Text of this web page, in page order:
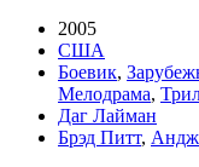
2005
США
Боевик,
Мелодрама,
Даг Лайман
Брэд Питт,